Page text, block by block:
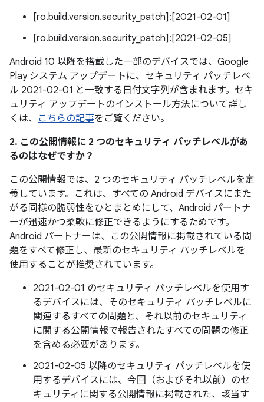
[ro.build.version.security_patch]:[2021-02-01]
[ro.build.version.security_patch]:[2021-02-05]
Android 10 以降を搭載した一部のデバイスでは、Google
Play システム アップデートに、セキュリティ パッチレベ
ル 2021-02-01 と一致する日付文字列が含まれます。セキ
ュリティ アップデートのインストール方法について詳し
くは、 こちらの記事をご覧ください。
2. この公開情報に 2 つのセキュリティ パッチレベルがあ
るのはなぜですか？
この公開情報では、2 つのセキュリティ パッチレベルを定
義しています。これは、すべての Android デバイスにまた
がる同様の脆弱性をひとまとめにして、Android パートナ
ーが迅速かつ柔軟に修正できるようにするためです。
Android パートナーは、この公開情報に掲載されている問
題をすべて修正し、最新のセキュリティ パッチレベルを
使用することが推奨されています。
2021-02-01 のセキュリティ パッチレベルを使用す
るデバイスには、そのセキュリティ パッチレベルに
関連するすべての問題と、それ以前のセキュリティ
に関する公開情報で報告されたすべての問題の修正
を含める必要があります。
2021-02-05 以降のセキュリティ パッチレベルを使
用するデバイスには、今回（およびそれ以前）のセ
キュリティに関する公開情報に掲載された、該当す